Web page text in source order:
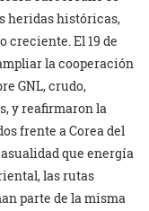
heridas históricas,
creciente. El 19 de
la cooperación
GNL, crudo,
y reafirmaron la
frente a Corea del
que energía
las rutas
parte de la misma